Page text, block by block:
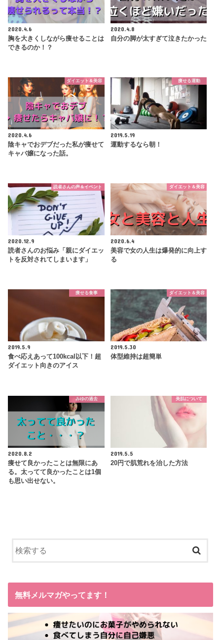
2020.4.6
胸を大きくしながら痩せることは
できるのか！？
2020.4.8
自分の脚が太すぎて泣きたかった
ダイエット＆美容
2020.4.6
陰キャでおデブだった私が痩せて
キャバ嬢になった話。
痩せる運動
2019.5.19
運動するなら朝！
読者さんの声＆イベント
2020.12.9
読者さんのお悩み「親にダイエッ
トを反対されてしまいます」
ダイエット＆美容
2020.6.4
美容で女の人生は爆発的に向上す
る
痩せる食事
2019.5.9
食べ応えあって100kcal以下！超
ダイエット向きのアイス
ダイエット＆美容
2019.5.30
体型維持は超簡単
みゆの過去
2020.8.2
痩せて良かったことは無限にあ
る。太ってて良かったことは1個
も思い出せない。
美肌について
2019.5.5
20円で肌荒れを治した方法
無料メルマガやってます！